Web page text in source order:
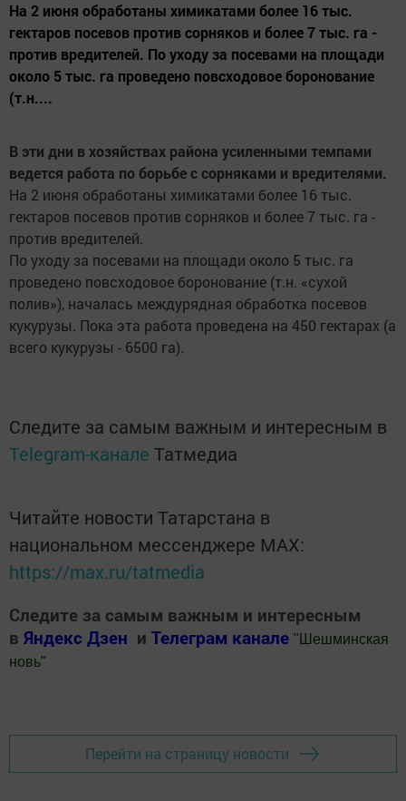
На 2 июня обработаны химикатами более 16 тыс.
гектаров посевов против сорняков и более 7 тыс. га -
против вредителей. По уходу за посевами на площади
около 5 тыс. га проведено повсходовое боронование
(т.н....
В эти дни в хозяйствах района усиленными темпами
ведется работа по борьбе с сорняками и вредителями.
На 2 июня обработаны химикатами более 16 тыс.
гектаров посевов против сорняков и более 7 тыс. га -
против вредителей.
По уходу за посевами на площади около 5 тыс. га
проведено повсходовое боронование (т.н. «сухой
полив»), началась междурядная обработка посевов
кукурузы. Пока эта работа проведена на 450 гектарах (а
всего кукурузы - 6500 га).
Следите за самым важным и интересным в
Telegram-канале Татмедиа
Читайте новости Татарстана в
национальном мессенджере MАХ:
https://max.ru/tatmedia
Следите за самым важным и интересным
в Яндекс Дзен и Телеграм канале " Шешминская
новь"
Перейти на страницу новости